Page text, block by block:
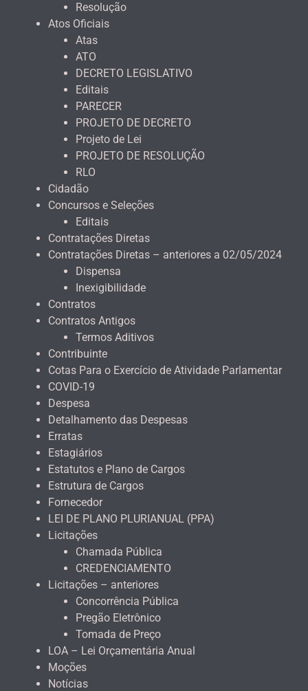
Resolução
Atos Oficiais
Atas
ATO
DECRETO LEGISLATIVO
Editais
PARECER
PROJETO DE DECRETO
Projeto de Lei
PROJETO DE RESOLUÇÃO
RLO
Cidadão
Concursos e Seleções
Editais
Contratações Diretas
Contratações Diretas – anteriores a 02/05/2024
Dispensa
Inexigibilidade
Contratos
Contratos Antigos
Termos Aditivos
Contribuinte
Cotas Para o Exercício de Atividade Parlamentar
COVID-19
Despesa
Detalhamento das Despesas
Erratas
Estagiários
Estatutos e Plano de Cargos
Estrutura de Cargos
Fornecedor
LEI DE PLANO PLURIANUAL (PPA)
Licitações
Chamada Pública
CREDENCIAMENTO
Licitações – anteriores
Concorrência Pública
Pregão Eletrônico
Tomada de Preço
LOA – Lei Orçamentária Anual
Moções
Notícias